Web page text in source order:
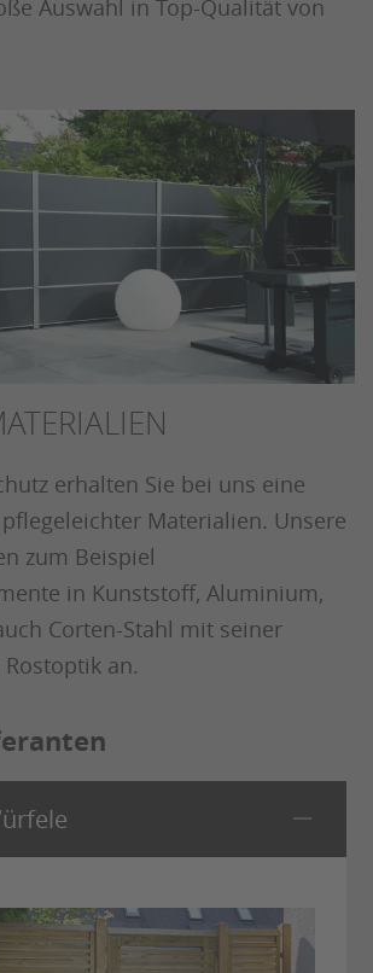
Auswahl in Top-Qualität von
erhalten Sie bei uns eine
Materialien. Unsere
zum Beispiel
in Kunststoff, Aluminium,
Corten-Stahl mit seiner
an.